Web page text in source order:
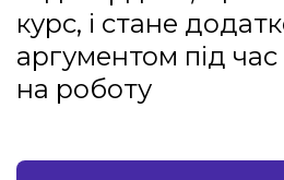
курс, і стане
аргументом під
на роботу